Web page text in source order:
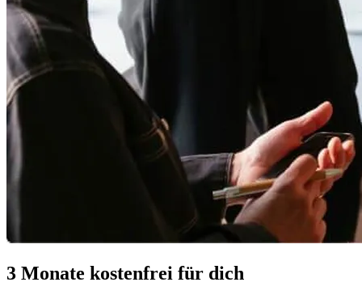
3 Monate kostenfrei für dich